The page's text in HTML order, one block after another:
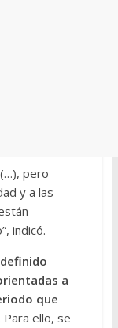
pero
y a las
indicó.
a
que
Para ello, se